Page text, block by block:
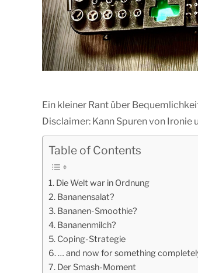
Ein kleiner Rant über
Disclaimer: Kann Spuren von Ironie
Table of Contents
Die Welt war in Ordnung
Bananensalat?
Bananen-Smoothie?
Bananenmilch?
Coping-Strategie
… and now for something
Der Smash-Moment